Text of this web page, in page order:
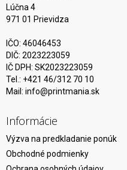
Lúčna 4
971 01 Prievidza
IČO: 46046453
DIČ: 2023223059
IČ DPH: SK2023223059
Tel.: +421 46/312 70 10
Mail: info@printmania.sk
Informácie
Výzva na predkladanie ponúk
Obchodné podmienky